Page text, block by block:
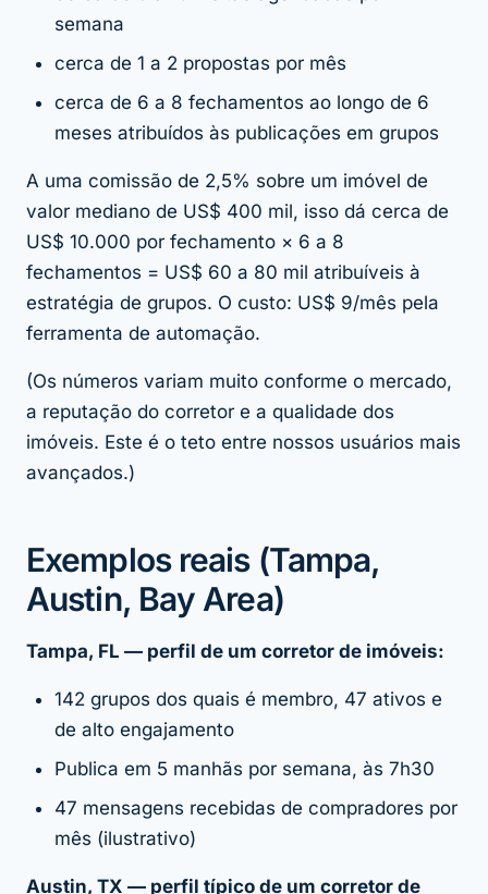
semana
cerca de 1 a 2 propostas por mês
cerca de 6 a 8 fechamentos ao longo de 6
meses atribuídos às publicações em grupos
A uma comissão de 2,5% sobre um imóvel de
valor mediano de US$ 400 mil, isso dá cerca de
US$ 10.000 por fechamento × 6 a 8
fechamentos = US$ 60 a 80 mil atribuíveis à
estratégia de grupos. O custo: US$ 9/mês pela
ferramenta de automação.
(Os números variam muito conforme o mercado,
a reputação do corretor e a qualidade dos
imóveis. Este é o teto entre nossos usuários mais
avançados.)
Exemplos reais (Tampa,
Austin, Bay Area)
Tampa, FL — perfil de um corretor de imóveis:
142 grupos dos quais é membro, 47 ativos e
de alto engajamento
Publica em 5 manhãs por semana, às 7h30
47 mensagens recebidas de compradores por
mês (ilustrativo)
Austin, TX — perfil típico de um corretor de